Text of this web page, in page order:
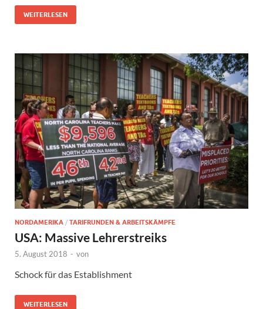
WEITERLESEN
NORDAMERIKA / TARIFRUNDEN & ARBEITSKÄMPFE
USA: Massive Lehrerstreiks
5. August 2018 - von
Schock für das Establishment
WEITERLESEN